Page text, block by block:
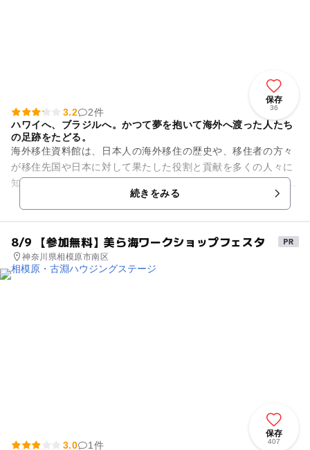
保存
36
3.2
2件
ハワイへ、ブラジルへ。かつて夢を抱いて海外へ渡った人たち
の足跡をたどる。
海外移住資料館は、日本人の海外移住の歴史や、移住者の方々
が移住先国や日本に対して果たした役割と貢献を多くの人々に
知っていただくため、2002年に移民船出港地の一つであった神
奈川県横浜市に開館しま...続きをみる
8/9 【参加無料】美ら海ワークショップフェスタ
神奈川県相模原市南区
保存
407
3.0 1件